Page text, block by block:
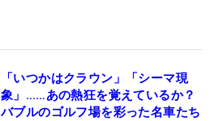
「いつかはクラウン」「シーマ現
象」……あの熱狂を覚えているか？
バブルのゴルフ場を彩った名車たち